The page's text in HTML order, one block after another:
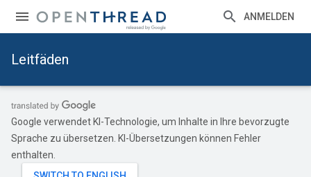
ANMELDEN
Leitfäden
Google verwendet KI-Technologie, um Inhalte in Ihre bevorzugte
Sprache zu übersetzen. KI-Übersetzungen können Fehler
enthalten.